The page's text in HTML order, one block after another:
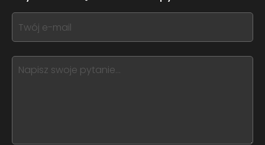
form
field
blank
If
you
this,
leave